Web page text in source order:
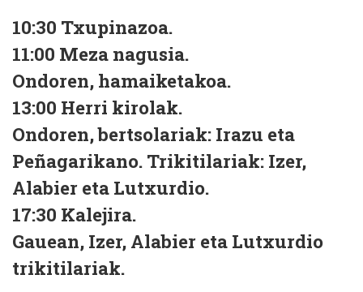
10:30 Txupinazoa.
11:00 Meza nagusia.
Ondoren, hamaiketakoa.
13:00 Herri kirolak.
Ondoren,bertsolariak: Irazu eta
Peñagarikano. Trikitilariak: Izer,
Alabier eta Lutxurdio.
17:30 Kalejira.
Gauean, Izer, Alabier eta Lutxurdio
trikitilariak.